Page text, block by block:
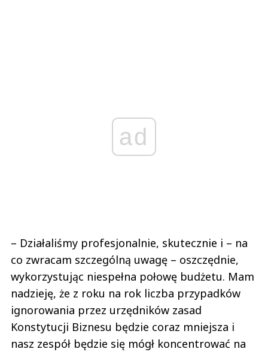
ad
– Działaliśmy profesjonalnie, skutecznie i – na
co zwracam szczególną uwagę – oszczędnie,
wykorzystując niespełna połowę budżetu. Mam
nadzieję, że z roku na rok liczba przypadków
ignorowania przez urzędników zasad
Konstytucji Biznesu będzie coraz mniejsza i
nasz zespół będzie się mógł koncentrować na